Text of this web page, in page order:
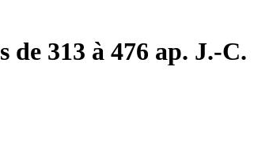
de 313 à 476 ap. J.-C.